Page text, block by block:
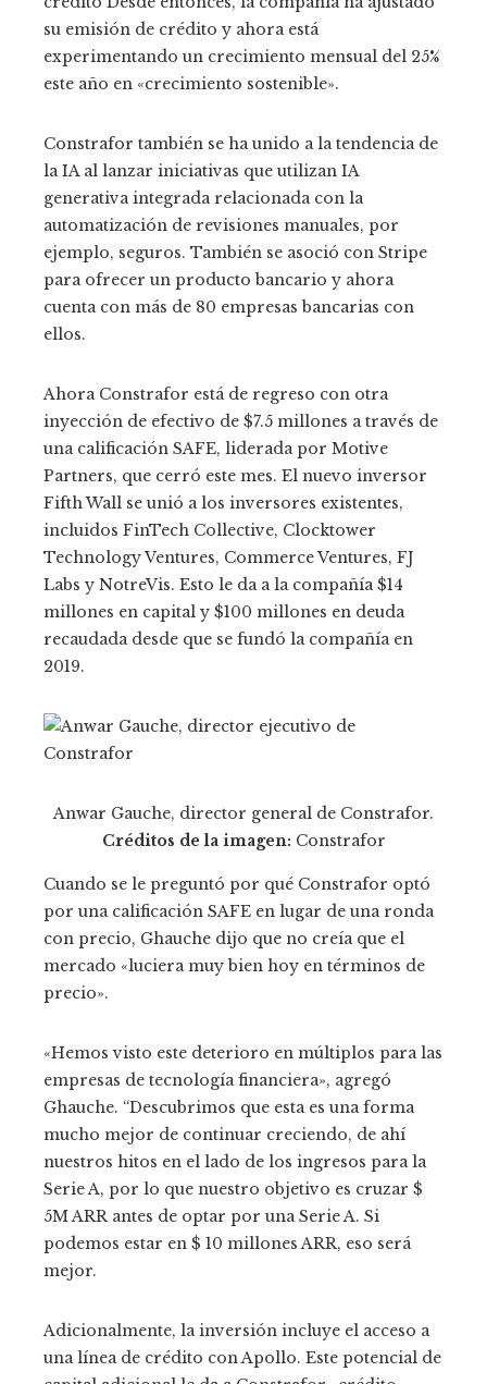
su emisión de crédito y ahora está
experimentando un crecimiento mensual del 25%
este año en «crecimiento sostenible».
Constrafor también se ha unido a la tendencia de
la IA al lanzar iniciativas que utilizan IA
generativa integrada relacionada con la
automatización de revisiones manuales, por
ejemplo, seguros. También se asoció con Stripe
para ofrecer un producto bancario y ahora
cuenta con más de 80 empresas bancarias con
ellos.
Ahora Constrafor está de regreso con otra
inyección de efectivo de $7.5 millones a través de
una calificación SAFE, liderada por Motive
Partners, que cerró este mes. El nuevo inversor
Fifth Wall se unió a los inversores existentes,
incluidos FinTech Collective, Clocktower
Technology Ventures, Commerce Ventures, FJ
Labs y NotreVis. Esto le da a la compañía $14
millones en capital y $100 millones en deuda
recaudada desde que se fundó la compañía en
2019.
Anwar Gauche, director general de Constrafor.
Créditos de la imagen: Constrafor
Cuando se le preguntó por qué Constrafor optó
por una calificación SAFE en lugar de una ronda
con precio, Ghauche dijo que no creía que el
mercado «luciera muy bien hoy en términos de
precio».
«Hemos visto este deterioro en múltiplos para las
empresas de tecnología financiera», agregó
Ghauche. “Descubrimos que esta es una forma
mucho mejor de continuar creciendo, de ahí
nuestros hitos en el lado de los ingresos para la
Serie A, por lo que nuestro objetivo es cruzar $
5M ARR antes de optar por una Serie A. Si
podemos estar en $ 10 millones ARR, eso será
mejor.
Adicionalmente, la inversión incluye el acceso a
una línea de crédito con Apollo. Este potencial de